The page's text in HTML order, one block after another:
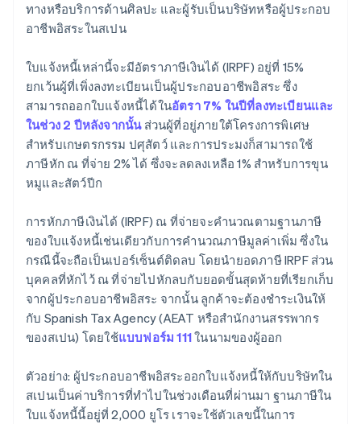
ทางหรือบริการด้านศิลปะ และผู้รับเป็นบริษัทหรือผู้ประกอบ
อาชีพอิสระในสเปน
ใบแจ้งหนี้เหล่านี้จะมีอัตราภาษีเงินได้ (IRPF) อยู่ที่ 15%
ยกเว้นผู้ที่เพิ่งลงทะเบียนเป็นผู้ประกอบอาชีพอิสระ ซึ่ง
สามารถออกใบแจ้งหนี้ได้ในอัตรา 7% ในปีที่ลงทะเบียนและ
ในช่วง 2 ปีหลังจากนั้นส่วนผู้ที่อยู่ภายใต้โครงการพิเศษ
สำหรับเกษตรกรรม ปศุสัตว์ และการประมงก็สามารถใช้
ภาษีหัก ณ ที่จ่าย 2% ได้ ซึ่งจะลดลงเหลือ 1% สำหรับการขุน
หมูและสัตว์ปีก
การหักภาษีเงินได้ (IRPF) ณ ที่จ่ายจะคำนวณตามฐานภาษี
ของใบแจ้งหนี้เช่นเดียวกับการคำนวณภาษีมูลค่าเพิ่ม ซึ่งใน
กรณีนี้จะถือเป็นเปอร์เซ็นต์ติดลบ โดยนำยอดภาษี IRPF ส่วน
บุคคลที่หักไว้ ณ ที่จ่ายไปหักลบกับยอดขั้นสุดท้ายที่เรียกเก็บ
จากผู้ประกอบอาชีพอิสระ จากนั้น ลูกค้าจะต้องชำระเงินให้
กับ Spanish Tax Agency (AEAT หรือสำนักงานสรรพากร
ของสเปน) โดยใช้แบบฟอร์ม 111ในนามของผู้ออก
ตัวอย่าง: ผู้ประกอบอาชีพอิสระออกใบแจ้งหนี้ให้กับบริษัทใน
สเปนเป็นค่าบริการที่ทำไปในช่วงเดือนที่ผ่านมา ฐานภาษีใน
ใบแจ้งหนี้นี้อยู่ที่ 2,000 ยูโร เราจะใช้ตัวเลขนี้ในการ